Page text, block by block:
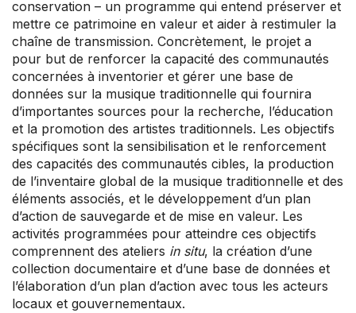
conservation – un programme qui entend préserver et
mettre ce patrimoine en valeur et aider à restimuler la
chaîne de transmission. Concrètement, le projet a
pour but de renforcer la capacité des communautés
concernées à inventorier et gérer une base de
données sur la musique traditionnelle qui fournira
d’importantes sources pour la recherche, l’éducation
et la promotion des artistes traditionnels. Les objectifs
spécifiques sont la sensibilisation et le renforcement
des capacités des communautés cibles, la production
de l’inventaire global de la musique traditionnelle et des
éléments associés, et le développement d’un plan
d’action de sauvegarde et de mise en valeur. Les
activités programmées pour atteindre ces objectifs
comprennent des ateliers in situ, la création d’une
collection documentaire et d’une base de données et
l’élaboration d’un plan d’action avec tous les acteurs
locaux et gouvernementaux.